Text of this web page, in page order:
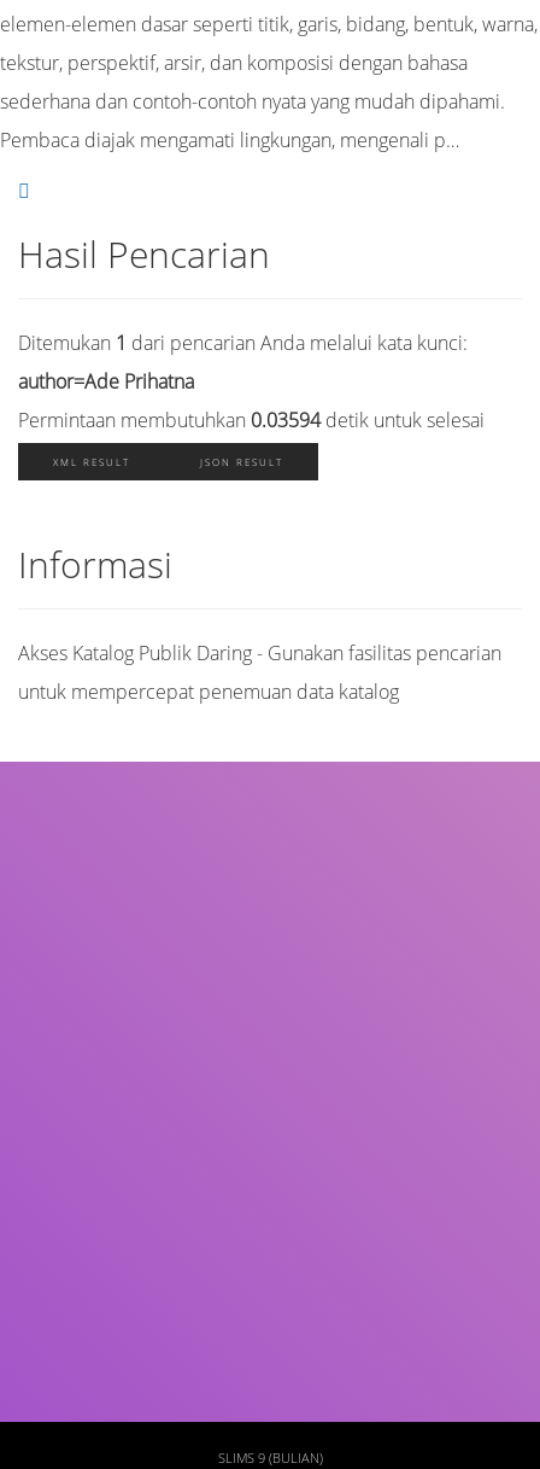
elemen-elemen dasar seperti titik, garis, bidang, bentuk, warna,
tekstur, perspektif, arsir, dan komposisi dengan bahasa
sederhana dan contoh-contoh nyata yang mudah dipahami.
Pembaca diajak mengamati lingkungan, mengenali p…
Hasil Pencarian
Ditemukan 1 dari pencarian Anda melalui kata kunci:
author=Ade Prihatna
Permintaan membutuhkan 0.03594detik untuk selesai
XML RESULT JSON RESULT
Informasi
Akses Katalog Publik Daring - Gunakan fasilitas pencarian
untuk mempercepat penemuan data katalog
SLIMS 9 (BULIAN)